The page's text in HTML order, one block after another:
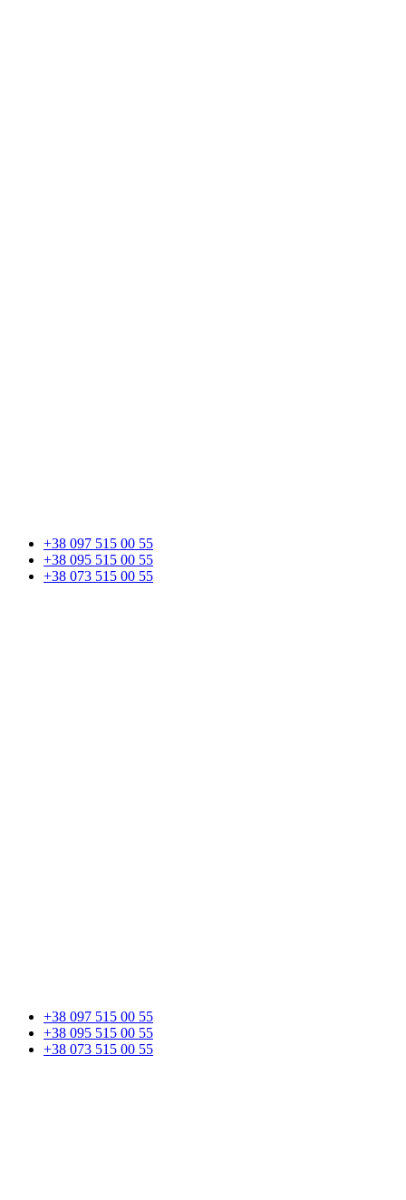
+38 097 515 00 55
+38 095 515 00 55
+38 073 515 00 55
+38 097 515 00 55
+38 095 515 00 55
+38 073 515 00 55